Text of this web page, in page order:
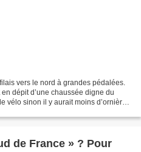
vers le nord à grandes pédalées.
dépit d’une chaussée digne du
vélo sinon il y aurait moins d’ornières
de France » ? Pour